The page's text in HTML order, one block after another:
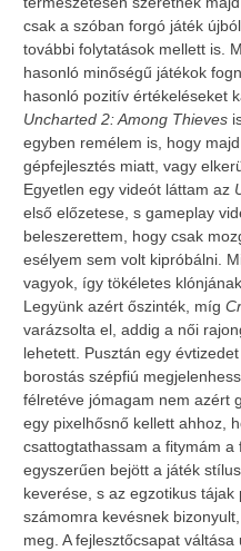
csak a szóban forgó játék
további folytatások mellett is.
hasonló minőségű játékok
hasonló pozitív értékeléseket
Uncharted 2: Among Thieves
egyben remélem is, hogy
gépfejlesztés miatt, vagy
Egyetlen egy videót láttam az
első előzetese, s gameplay
beleszerettem, hogy csak
esélyem sem volt kipróbálni.
vagyok, így tökéletes
Legyünk azért őszinték, míg
varázsolta el, addig a női
lehetett. Pusztán egy
borostás szépfiú
félretéve jómagam nem azért
egy pixelhősnő kellett ahhoz,
csattogtathassam a fitymám a
egyszerűen bejött a játék
keverése, s az egzotikus
számomra kevésnek
meg. A fejlesztőcsapat